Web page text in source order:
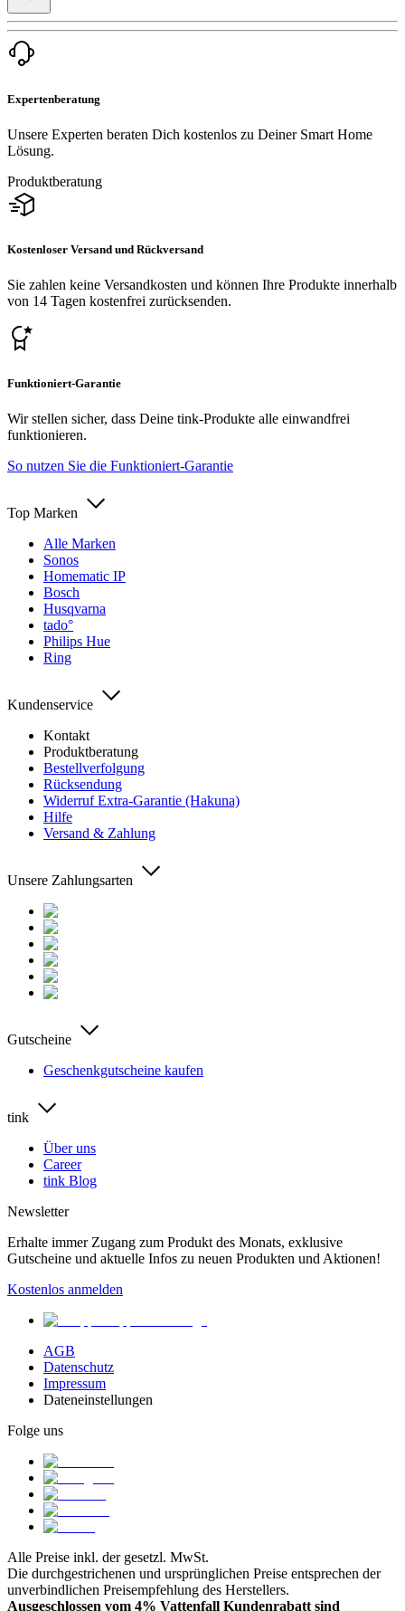
Expertenberatung
Unsere Experten beraten Dich kostenlos zu Deiner Smart Home
Lösung.
Produktberatung
Kostenloser Versand und Rückversand
Sie zahlen keine Versandkosten und können Ihre Produkte innerhalb
von 14 Tagen kostenfrei zurücksenden.
Funktioniert-Garantie
Wir stellen sicher, dass Deine tink-Produkte alle einwandfrei
funktionieren.
So nutzen Sie die Funktioniert-Garantie
Top Marken
Alle Marken
Sonos
Homematic IP
Bosch
Husqvarna
tado°
Philips Hue
Ring
Kundenservice
Kontakt
Produktberatung
Bestellverfolgung
Rücksendung
Widerruf Extra-Garantie (Hakuna)
Hilfe
Versand & Zahlung
Unsere Zahlungsarten
Gutscheine
Geschenkgutscheine kaufen
tink
Über uns
Career
tink Blog
Newsletter
Erhalte immer Zugang zum Produkt des Monats, exklusive
Gutscheine und aktuelle Infos zu neuen Produkten und Aktionen!
Kostenlos anmelden
AGB
Datenschutz
Impressum
Dateneinstellungen
Folge uns
Alle Preise inkl. der gesetzl. MwSt.
Die durchgestrichenen und ursprünglichen Preise entsprechen der
unverbindlichen Preisempfehlung des Herstellers.
Ausgeschlossen vom 4% Vattenfall Kundenrabatt sind